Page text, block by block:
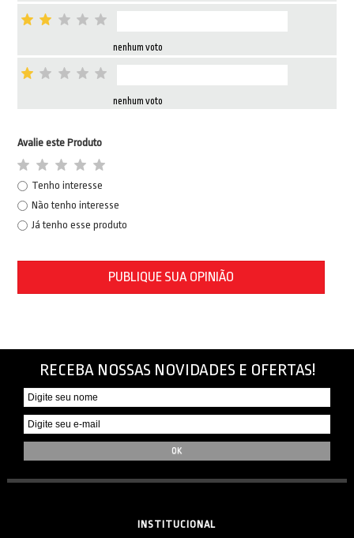
nenhum voto
nenhum voto
Avalie este Produto
Tenho interesse
Não tenho interesse
Já tenho esse produto
PUBLIQUE SUA OPINIÃO
RECEBA NOSSAS NOVIDADES E OFERTAS!
INSTITUCIONAL